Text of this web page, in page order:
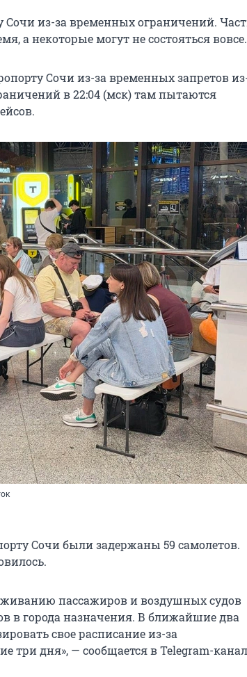
Сочи из-за временных ограничений.
а некоторые могут не состояться вовсе.
Сочи из-за временных запретов
в 22:04 (мск) там пытаются
Сочи были задержаны 59 самолетов.
пассажиров и воздушных судов
в города назначения. В ближайшие два
свое расписание из-за
три дня», — сообщается в Telegram-